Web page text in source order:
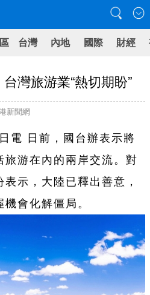
台灣 內地 國際 財經
灣旅游業“熱切期盼”
新聞網
電 日前，國台辦表示將
旅游在內的兩岸交流。對
示，大陸已釋出善意，
會化解僵局。